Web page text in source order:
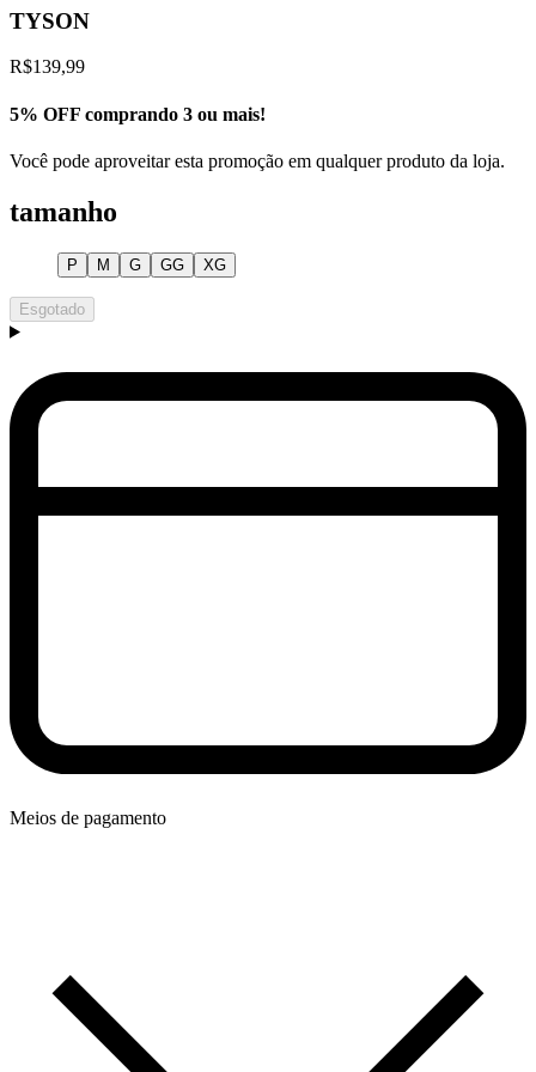
TYSON
R$139,99
5% OFF comprando 3 ou mais!
Você pode aproveitar esta promoção em qualquer produto da loja.
tamanho
P M G GG XG
Esgotado
Meios de pagamento